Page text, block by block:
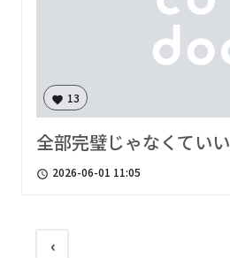
favorite 13
全部完璧じゃなくていい
access_time 2026-06-01 11:05
‹